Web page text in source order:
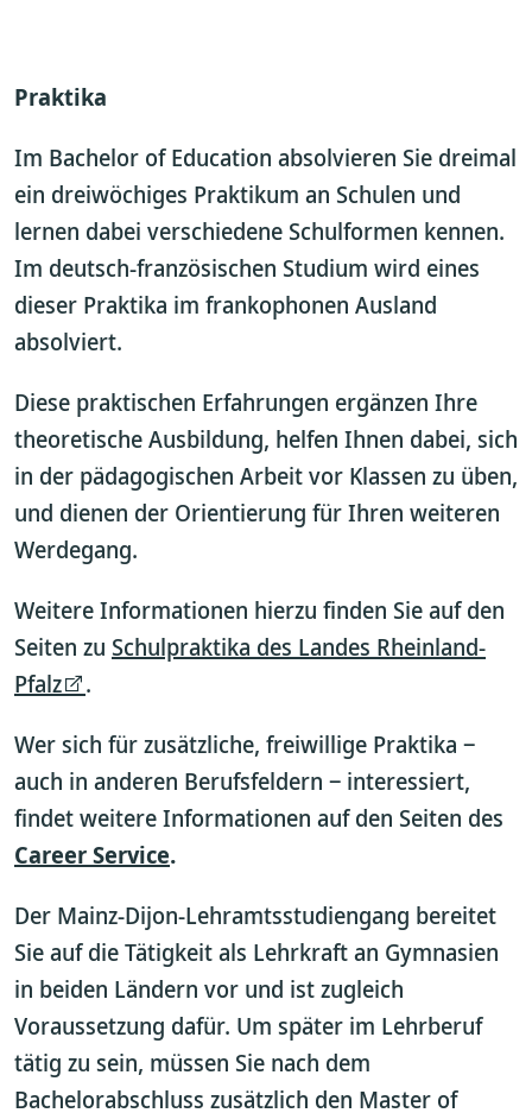
Praktika
Im Bachelor of Education absolvieren Sie dreimal
ein dreiwöchiges Praktikum an Schulen und
lernen dabei verschiedene Schulformen kennen.
Im deutsch-französischen Studium wird eines
dieser Praktika im frankophonen Ausland
absolviert.
Diese praktischen Erfahrungen ergänzen Ihre
theoretische Ausbildung, helfen Ihnen dabei, sich
in der pädagogischen Arbeit vor Klassen zu üben,
und dienen der Orientierung für Ihren weiteren
Werdegang.
Weitere Informationen hierzu finden Sie auf den
Seiten zu Schulpraktika des Landes Rheinland-
Pfalz
.
Wer sich für zusätzliche, freiwillige Praktika ‒
auch in anderen Berufsfeldern ‒ interessiert,
findet weitere Informationen auf den Seiten des
Career Service.
Der Mainz-Dijon-Lehramtsstudiengang bereitet
Sie auf die Tätigkeit als Lehrkraft an Gymnasien
in beiden Ländern vor und ist zugleich
Voraussetzung dafür. Um später im Lehrberuf
tätig zu sein, müssen Sie nach dem
Bachelorabschluss zusätzlich den Master of